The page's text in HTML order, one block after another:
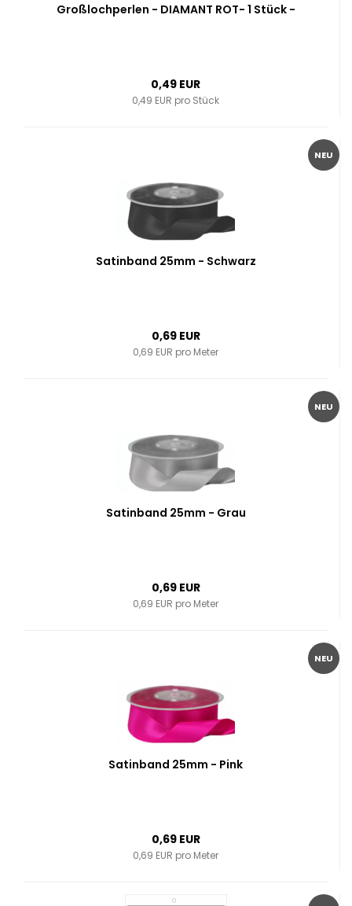
Großlochperlen - DIAMANT ROT- 1 Stück -
0,49 EUR
0,49 EUR pro Stück
NEU
Satinband 25mm - Schwarz
0,69 EUR
0,69 EUR pro Meter
NEU
Satinband 25mm - Grau
0,69 EUR
0,69 EUR pro Meter
NEU
Satinband 25mm - Pink
0,69 EUR
0,69 EUR pro Meter